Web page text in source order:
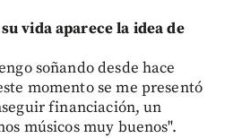
vida aparece la idea de
soñando desde hace
momento se me presentó
financiación, un
músicos muy buenos".